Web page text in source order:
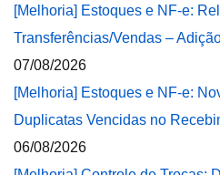
[Melhoria] Estoques e NF-e:
Transferências/Vendas –
07/08/2026
[Melhoria] Estoques e NF-e:
Duplicatas Vencidas no
06/08/2026